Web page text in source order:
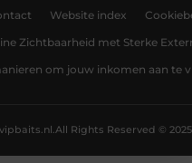
Website index
Zichtbaarheid met Sterke
om jouw inkomen aan te
All Rights Reserved © 2025